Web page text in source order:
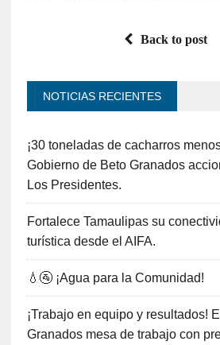
Back to post
NOTICIAS RECIENTES
¡30 toneladas de cacharros
Gobierno de Beto Granados
Los Presidentes.
Fortalece Tamaulipas su
turística desde el AIFA.
💧🚰 ¡Agua para la Comunidad!
¡Trabajo en equipo y resultados!
Granados mesa de trabajo con